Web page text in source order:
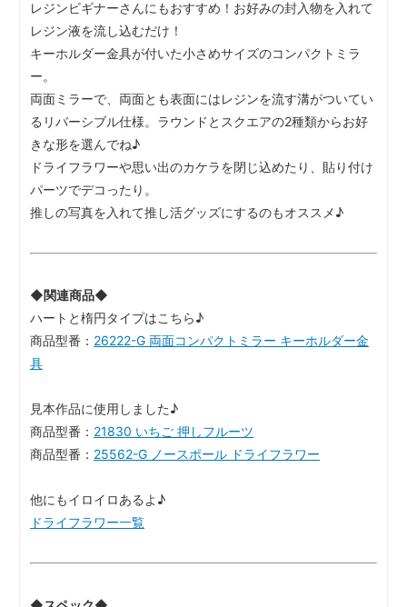
レジンビギナーさんにもおすすめ！お好みの封入物を入れて
レジン液を流し込むだけ！
キーホルダー金具が付いた小さめサイズのコンパクトミラ
ー。
両面ミラーで、両面とも表面にはレジンを流す溝がついてい
るリバーシブル仕様。ラウンドとスクエアの2種類からお好
きな形を選んでね♪
ドライフラワーや思い出のカケラを閉じ込めたり、貼り付け
パーツでデコったり。
推しの写真を入れて推し活グッズにするのもオススメ♪
◆関連商品◆
ハートと楕円タイプはこちら♪
商品型番： 26222-G 両面コンパクトミラー キーホルダー金
具
見本作品に使用しました♪
商品型番： 21830 いちご 押しフルーツ
商品型番： 25562-G ノースポール ドライフラワー
他にもイロイロあるよ♪
ドライフラワー一覧